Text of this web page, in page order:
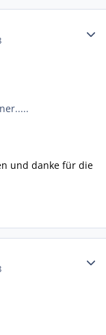
und danke für die